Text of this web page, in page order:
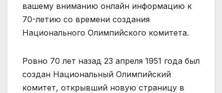
вашему вниманию онлайн информацию к
70-летию со времени создания
Национального Олимпийского комитета.
Ровно 70 лет назад 23 апреля 1951 года был
создан Национальный Олимпийский
комитет, открывший новую страницу в